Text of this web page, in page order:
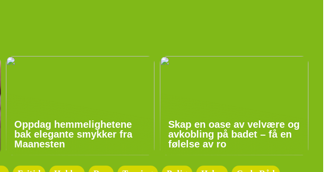
Oppdag hemmelighetene
bak elegante smykker fra
Maanesten
Skap en oase av velvære og
avkobling på badet – få en
følelse av ro